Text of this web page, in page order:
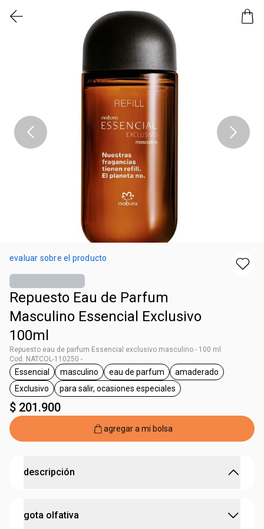
evaluar sobre el producto
Repuesto Eau de Parfum
Masculino Essencial Exclusivo
100ml
Repuesto eau de parfum Essencial exclusivo masculino - 100 ml
Cod. NATCOL-110250 -
general.tag Essencial
Essencial
general.tag masculino
masculino
general.tag eau de parfum
eau de parfum
general.tag
amaderado
general.tag Exclusivo
Exclusivo
general.tag para salir, ocasiones
para salir, ocasiones especiales
$ 201.900
agregar a mi bolsa
descripción
¡Si ya tienes el envase escoge el repuesto! Nuestros
gota olfativa